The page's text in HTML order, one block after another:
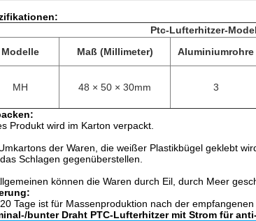
Ptc-Lufterhitzer-
Modelle
Maß (Millimeter) Aluminiumrohre
MH 48 × 50 × 30mm 3
Produkt wird im Karton verpackt.
der Waren, die weißer Plastikbügel geklebt
Schlagen gegenüberstellen.
können die Waren durch Eil, durch Meer
Tage ist für Massenproduktion nach der
bunter Draht PTC-Lufterhitzer mit Strom für